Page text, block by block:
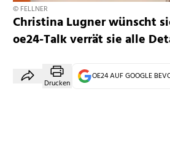
© FELLNER
Christina Lugner wünscht
oe24-Talk verrät sie alle
Drucken
OE24 AUF GOOGLE